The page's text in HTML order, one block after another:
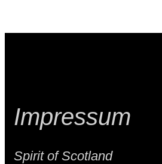
Impressum
Spirit of Scotland